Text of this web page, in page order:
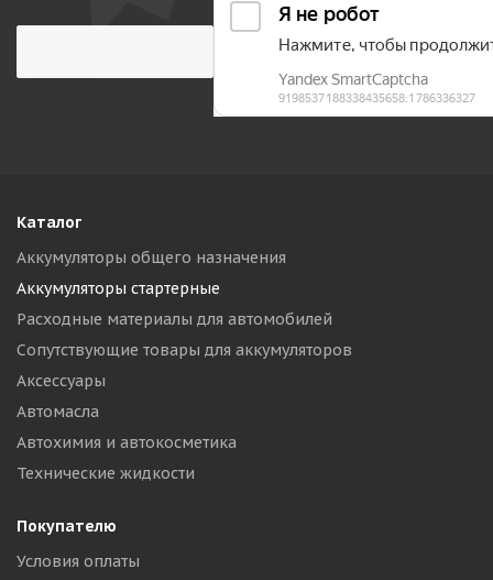
Каталог
Аккумуляторы общего назначения
Аккумуляторы стартерные
Расходные материалы для автомобилей
Сопутствующие товары для аккумуляторов
Аксессуары
Автомасла
Автохимия и автокосметика
Технические жидкости
Покупателю
Условия оплаты